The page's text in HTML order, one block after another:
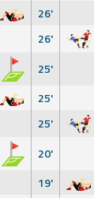
26'
26'
25'
25'
25'
20'
19'